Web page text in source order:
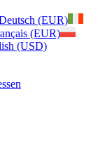
(EUR)
(EUR)
(USD)